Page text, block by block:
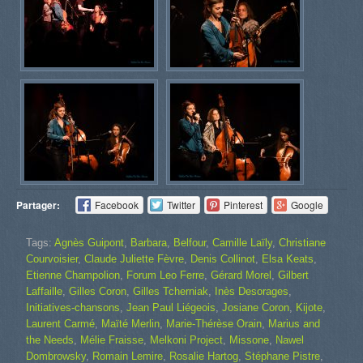
Partager: Facebook Twitter Pinterest Google
Tags: Agnès Guipont Barbara Belfour, Camille Laïly, Christiane
Courvoisier, Claude Juliette Fèvre Denis Collinot Elsa Keats
Etienne Champolion
Forum Leo Ferre Gérard Morel
Gilbert
Laffaille Gilles Coron Gilles Tcherniak Inès Desorages
Initiatives-chansons Jean Paul Liégeois Josiane Coron Kijote
Laurent Carmé
Maïté Merlin Marie-Thérèse Orain
Marius and
the Needs
Mélie Fraisse Melkoni Project Missone
Nawel
Dombrowsky, Romain Lemire Rosalie Hartog Stéphane Pistre